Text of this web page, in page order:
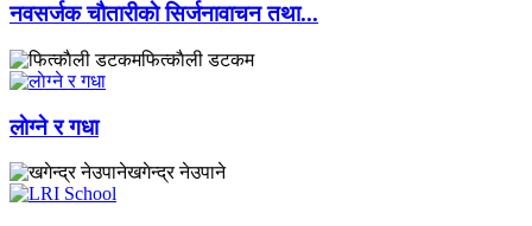
नवसर्जक चाैतारीकाे सिर्जनावाचन तथा...
फित्काैली डटकम
लाेग्ने र गधा
खगेन्द्र नेउपाने